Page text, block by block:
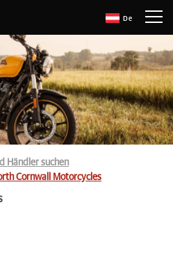
De
Händler suchen
Cornwall Motorcycles